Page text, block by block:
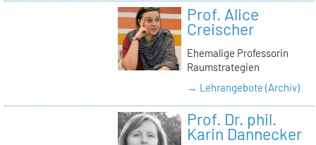
Prof. Alice
Creischer
Ehemalige Professorin
Raumstrategien
→ Lehrangebote (Archiv)
Prof. Dr. phil.
Karin Dannecker